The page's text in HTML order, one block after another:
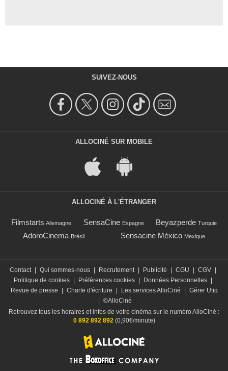
SUIVEZ-NOUS
ALLOCINÉ SUR MOBILE
ALLOCINÉ À L'ÉTRANGER
Filmstarts Allemagne SensaCine Espagne Beyazperde Turquie
AdoroCinema Brésil Sensacine México Mexique
Contact | Qui sommes-nous | Recrutement | Publicité | CGU | CGV |
Politique de cookies | Préférences cookies | Données Personnelles |
Revue de presse
| Charte d'écriture | Les services AlloCiné | Gérer Utiq
| ©AlloCiné
Retrouvez tous les horaires et infos de votre cinéma sur le numéro AlloCiné :
0 892 892 892 (0,90€/minute)